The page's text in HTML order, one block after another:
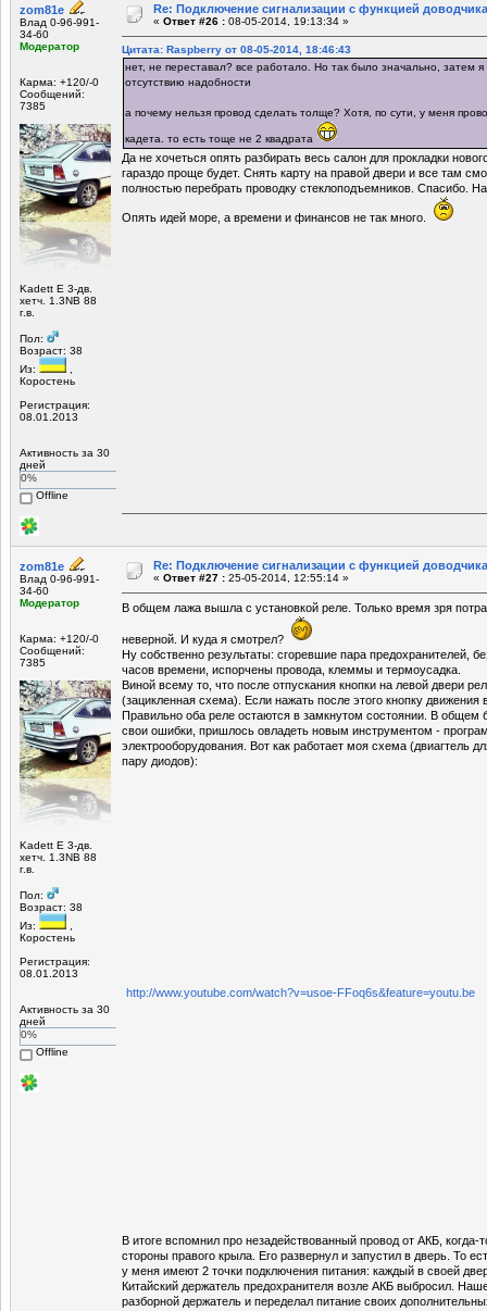
zom81e
Влад 0-96-991-
34-60
Модератор
Карма: +120/-0
Сообщений:
7385
Kadett E 3-дв.
хетч. 1.3NB 88
г.в.
Пол:
Возраст: 38
Из:
Коростень
Регистрация:
08.01.2013
Активность за 30
дней
0%
Offline
Re: Подключение сигнализации с функцией
« Ответ #26 : 08-05-2014, 19:13:34 »
Цитата: Raspberry от 08-05-2014, 18:46:43
нет, не переставал? все работало. Но так было значально, затем
отсутствию надобности
а почему нельзя провод сделать толще? Хотя, по сути, у меня
кадета. то есть тоще не 2 квадрата
Да не хочеться опять разбирать весь салон для прокладки
гараздо проще будет. Снять карту на правой двери и все там
полностью перебрать проводку стеклоподъемников. Спасибо.
Опять идей море, а времени и финансов не так много.
zom81e
Влад 0-96-991-
34-60
Модератор
Карма: +120/-0
Сообщений:
7385
Kadett E 3-дв.
хетч. 1.3NB 88
г.в.
Пол:
Возраст: 38
Из:
Коростень
Регистрация:
08.01.2013
Активность за 30
дней
0%
Offline
Re: Подключение сигнализации с функцией
« Ответ #27 : 25-05-2014, 12:55:14 »
В общем лажа вышла с установкой реле. Только время зря
неверной. И куда я смотрел?
Ну собственно результаты: сгоревшие пара предохранителей,
часов времени, испорчены провода, клеммы и термоусадка.
Виной всему то, что после отпускания кнопки на левой двери
(зацикленная схема). Если нажать после этого кнопку движения
Правильно оба реле остаются в замкнутом состоянии. В общем
свои ошибки, пришлось овладеть новым инструментом -
электрооборудования. Вот как работает моя схема (двиагтель
пару диодов):
http://www.youtube.com/watch?v=usoe-FFoq6s&feature=youtu.be
В итоге вспомнил про незадействованный провод от АКБ, когда-
стороны правого крыла. Его развернул и запустил в дверь. То
у меня имеют 2 точки подключения питания: каждый в своей
Китайский держатель предохранителя возле АКБ выбросил.
разборной держатель и переделал питание своих